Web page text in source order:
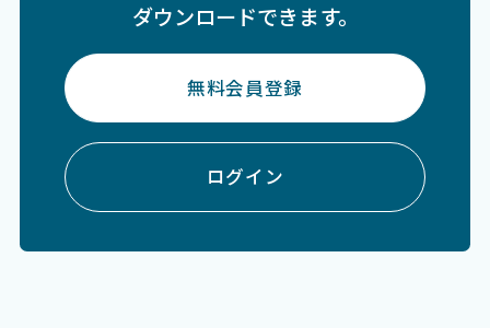
ダウンロードできます。
無料会員登録
ログイン